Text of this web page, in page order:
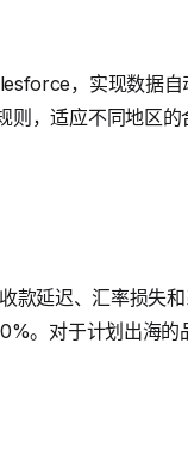
，实现数据自
则，适应不同地区的
款延迟、汇率损失
。对于计划出海